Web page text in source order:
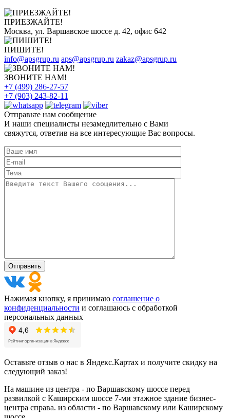
ПРИЕЗЖАЙТЕ!
Москва, ул. Варшавское шоссе д. 42, офис 642
ПИШИТЕ!
info@apsgrup.ru aps@apsgrup.ru zakaz@apsgrup.ru
ЗВОНИТЕ НАМ!
+7 (499) 286-27-57
+7 (903) 243-82-11
Отправьте нам сообщение
И наши специалисты незамедлительно с Вами
свяжутся, ответив на все интересующие Вас вопросы.
Нажимая кнопку, я принимаю соглашение о
конфиденциальности и соглашаюсь с обработкой
персональных данных
Оставьте отзыв о нас в Яндекс.Картах и получите скидку на
следующий заказ!
На машине из центра - по Варшавскому шоссе перед
развилкой с Каширским шоссе 7-ми этажное здание бизнес-
центра справа. из области - по Варшавскому или Каширскому